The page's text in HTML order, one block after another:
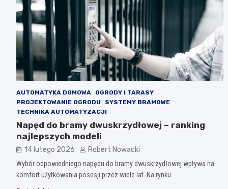
AUTOMATYKA DOMOWA
OGRODY I TARASY
PROJEKTOWANIE OGRODU
SYSTEMY BRAMOWE
TECHNIKA AUTOMATYZACJI
Napęd do bramy dwuskrzydłowej – ranking
najlepszych modeli
14 lutego 2026 Robert Nowacki
Wybór odpowiedniego napędu do bramy dwuskrzydłowej wpływa na
komfort użytkowania posesji przez wiele lat. Na rynku…